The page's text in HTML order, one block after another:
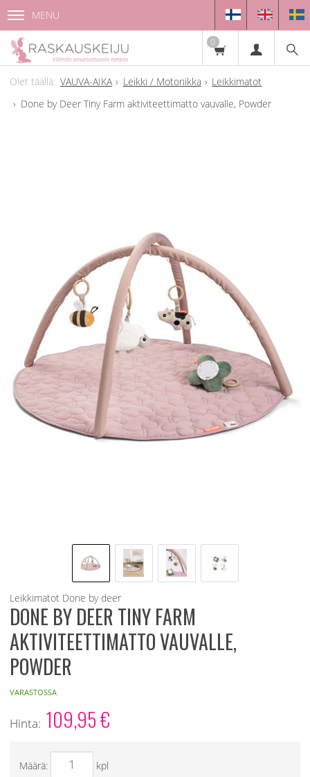
MENU
0
VAUVA-AIKA Leikki / Motoriikka
Leikkimatot
Done by Deer Tiny Farm aktiviteettimatto vauvalle, Powder
Leikkimatot Done by deer
DONE BY DEER TINY FARM
AKTIVITEETTIMATTO VAUVALLE,
POWDER
VARASTOSSA
Hinta: 109,95€
Määrä: kpl